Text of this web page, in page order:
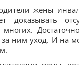
жены
ним уход. И на